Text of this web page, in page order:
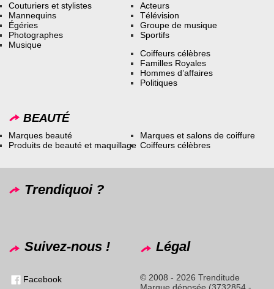
Couturiers et stylistes
Mannequins
Égéries
Photographes
Musique
Acteurs
Télévision
Groupe de musique
Sportifs
Coiffeurs célèbres
Familles Royales
Hommes d’affaires
Politiques
BEAUTÉ
Marques beauté
Produits de beauté et maquillage
Marques et salons de coiffure
Coiffeurs célèbres
Trendiquoi ?
Suivez-nous !
Facebook
Légal
© 2008 - 2026 Trenditude